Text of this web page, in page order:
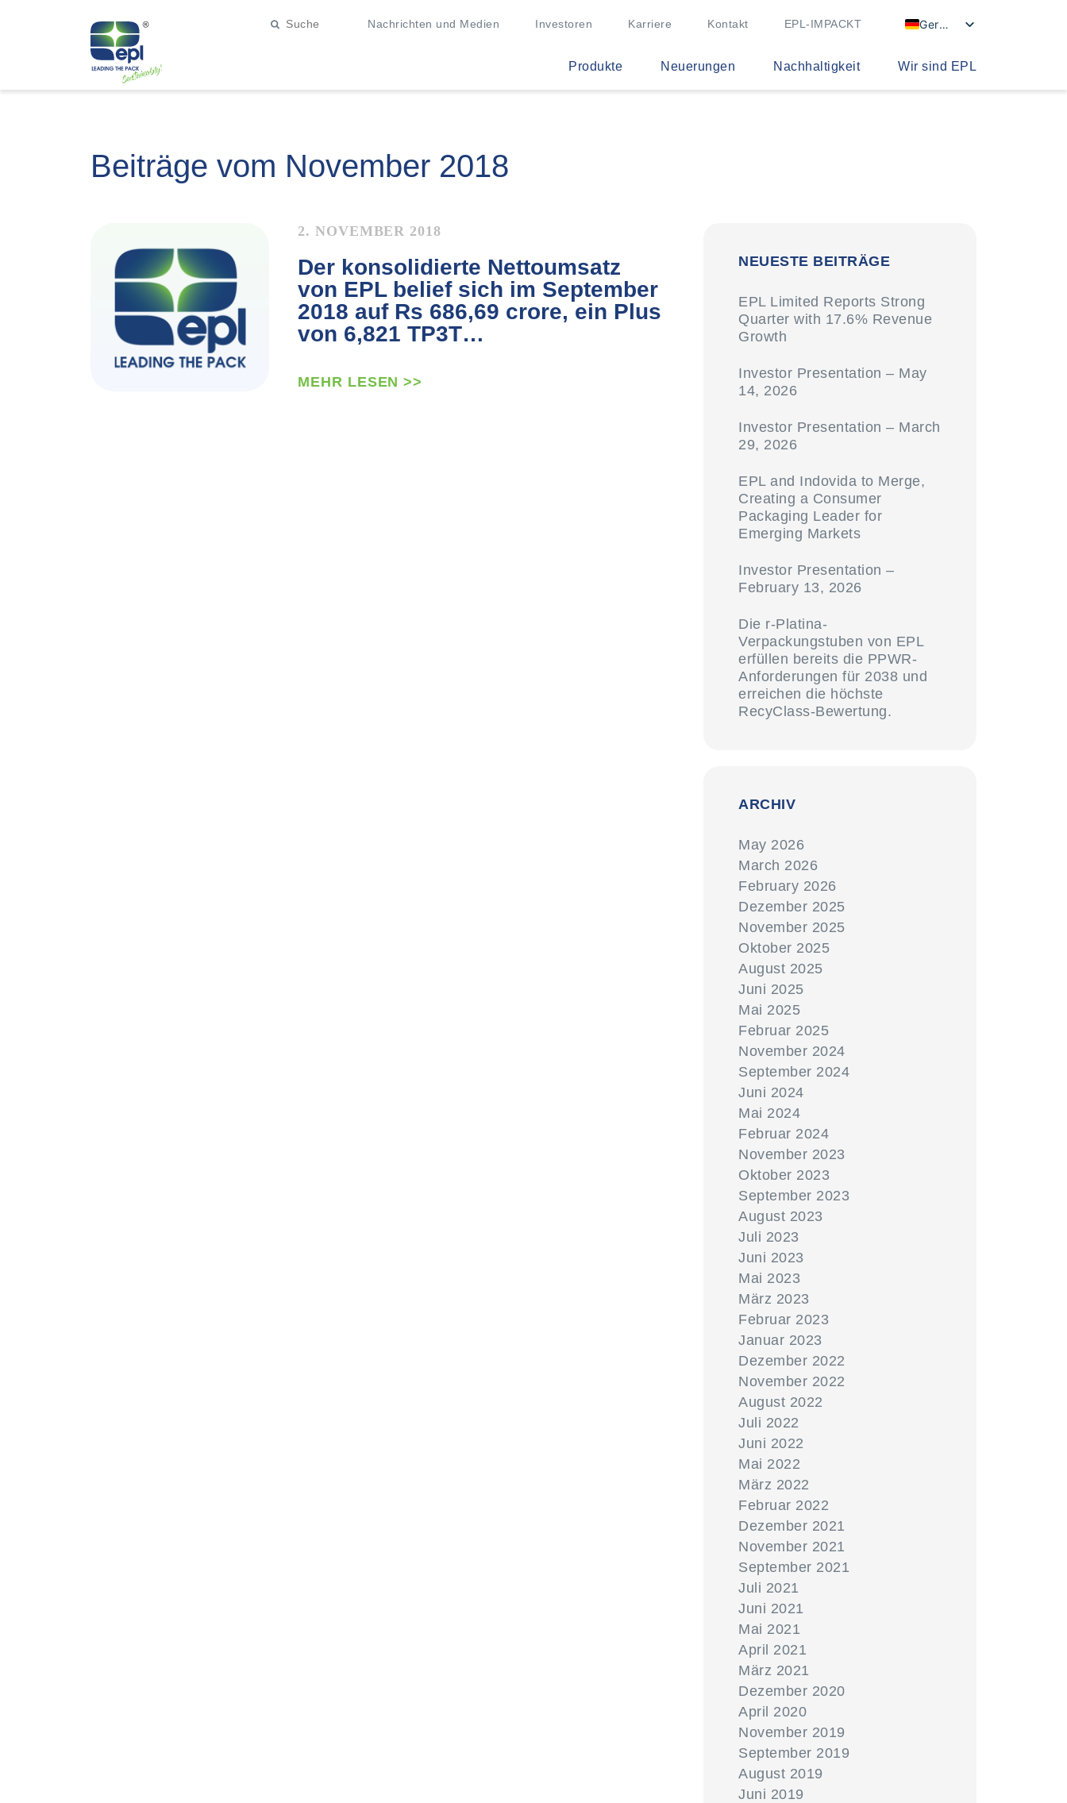
Nachrichten und Medien Investoren Karriere Kontakt EPL-IMPACKT German
Produkte Neuerungen Nachhaltigkeit Wir sind EPL
Beiträge vom November 2018
2. NOVEMBER 2018
Der konsolidierte Nettoumsatz
von EPL belief sich im September
2018 auf Rs 686,69 crore, ein Plus
von 6,821 TP3T…
MEHR LESEN >>
NEUESTE BEITRÄGE
EPL Limited Reports Strong
Quarter with 17.6% Revenue
Growth
Investor Presentation – May
14, 2026
Investor Presentation – March
29, 2026
EPL and Indovida to Merge,
Creating a Consumer
Packaging Leader for
Emerging Markets
Investor Presentation –
February 13, 2026
Die r-Platina-
Verpackungstuben von EPL
erfüllen bereits die PPWR-
Anforderungen für 2038 und
erreichen die höchste
RecyClass-Bewertung.
ARCHIV
May 2026
March 2026
February 2026
Dezember 2025
November 2025
Oktober 2025
August 2025
Juni 2025
Mai 2025
Februar 2025
November 2024
September 2024
Juni 2024
Mai 2024
Februar 2024
November 2023
Oktober 2023
September 2023
August 2023
Juli 2023
Juni 2023
Mai 2023
März 2023
Februar 2023
Januar 2023
Dezember 2022
November 2022
August 2022
Juli 2022
Juni 2022
Mai 2022
März 2022
Februar 2022
Dezember 2021
November 2021
September 2021
Juli 2021
Juni 2021
Mai 2021
April 2021
März 2021
Dezember 2020
April 2020
November 2019
September 2019
August 2019
Juni 2019